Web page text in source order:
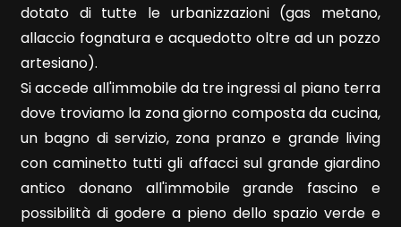
dotato di tutte le urbanizzazioni (gas metano,
allaccio fognatura e acquedotto oltre ad un pozzo
artesiano).
Si accede all'immobile da tre ingressi al piano terra
dove troviamo la zona giorno composta da cucina,
un bagno di servizio, zona pranzo e grande living
con caminetto tutti gli affacci sul grande giardino
antico donano all'immobile grande fascino e
possibilità di godere a pieno dello spazio verde e
Locali
minimi
Qualsiasi
1
2